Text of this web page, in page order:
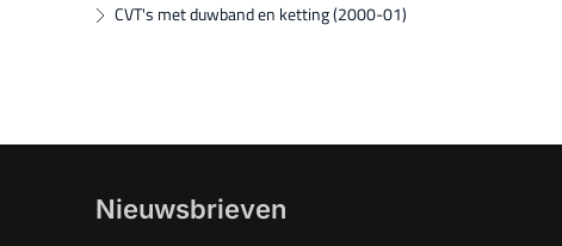
CVT's met duwband en ketting (2000-01)
Nieuwsbrieven